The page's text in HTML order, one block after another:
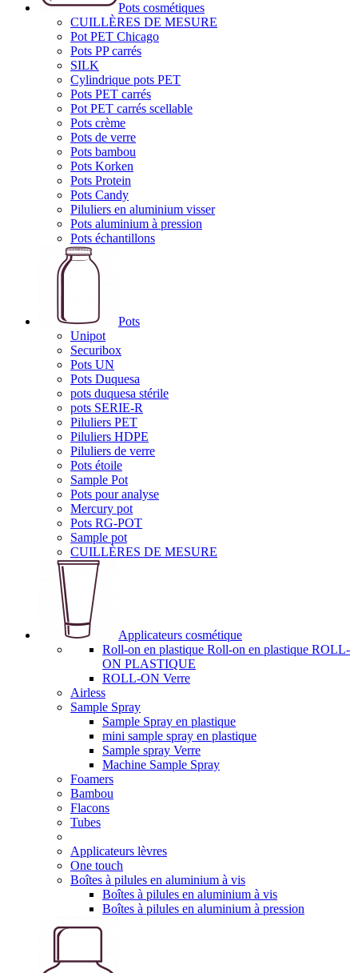
Pots cosmétiques
CUILLÈRES DE MESURE
Pot PET Chicago
Pots PP carrés
SILK
Cylindrique pots PET
Pots PET carrés
Pot PET carrés scellable
Pots crème
Pots de verre
Pots bambou
Pots Korken
Pots Protein
Pots Candy
Piluliers en aluminium visser
Pots aluminium à pression
Pots échantillons
Pots
Unipot
Securibox
Pots UN
Pots Duquesa
pots duquesa stérile
pots SERIE-R
Piluliers PET
Piluliers HDPE
Piluliers de verre
Pots étoile
Sample Pot
Pots pour analyse
Mercury pot
Pots RG-POT
Sample pot
CUILLÈRES DE MESURE
Applicateurs cosmétique
Roll-on en plastique Roll-on en plastique ROLL-
ON PLASTIQUE
ROLL-ON Verre
Airless
Sample Spray
Sample Spray en plastique
mini sample spray en plastique
Sample spray Verre
Machine Sample Spray
Foamers
Bambou
Flacons
Tubes
Applicateurs lèvres
One touch
Boîtes à pilules en aluminium à vis
Boîtes à pilules en aluminium à vis
Boîtes à pilules en aluminium à pression